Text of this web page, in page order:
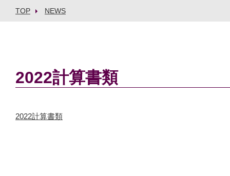
TOP NEWS
2022計算書類
2022計算書類